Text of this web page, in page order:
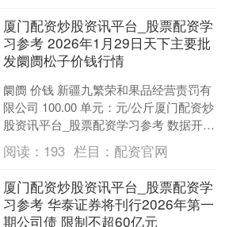
厦门配资炒股资讯平台_股票配资学
习参考 2026年1月29日天下主要批
发阛阓松子价钱行情
阛阓 价钱 新疆九繁荣和果品经营责罚有
限公司 100.00 单元：元/公斤厦门配资炒
股资讯平台_股票配资学习参考 数据开
端：农业农村部信息中心厦门配资炒股
资讯平....
阅读： 193 栏目： 配资官网
厦门配资炒股资讯平台_股票配资学
习参考 华泰证券将刊行2026年第一
期公司债 限制不超60亿元